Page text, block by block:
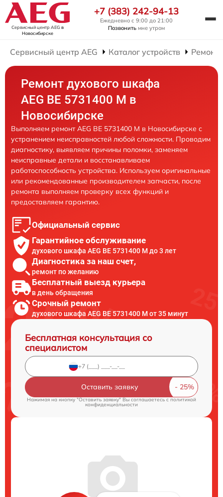
Сервисный центр AEG в
Новосибирске
+7 (383) 242-94-13
Ежедневно с 9:00 до 21:00
Позвонить мне утром
Сервисный центр AEG Каталог устройств
Ремонт духового шкафа
AEG BE 5731400 M в
Новосибирске
Выполняем ремонт AEG BE 5731400 M в Новосибирске с
устранением неисправностей любой сложности. Проводим
диагностику, выявляем причины поломки, заменяем
неисправные детали и восстанавливаем
работоспособность устройства. Используем оригинальные
или рекомендованные производителем запчасти, после
ремонта выполняем проверку всех функций и
предоставляем гарантию.
Официальный сервис
Гарантийное обслуживание
духового шкафа AEG BE 5731400 M до 3 лет
Диагностика за наш счет,
ремонт по желанию
Бесплатный выезд курьера
в день обращения
Срочный ремонт
духового шкафа AEG BE 5731400 M от 35 минут
Бесплатная консультация со
специалистом
Оставить заявку
Нажимая на кнопку "Оставить заявку" Вы соглашаетесь cполитикой
конфиденциальности